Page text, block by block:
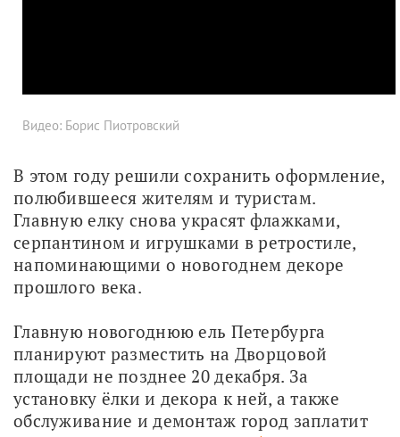
Видео: Борис Пиотровский
В этом году решили сохранить оформление,
полюбившееся жителям и туристам.
Главную елку снова украсят флажками,
серпантином и игрушками в ретростиле,
напоминающими о новогоднем декоре
прошлого века.
Главную новогоднюю ель Петербурга
планируют разместить на Дворцовой
площади не позднее 20 декабря. За
установку ёлки и декора к ней, а также
обслуживание и демонтаж город заплатит